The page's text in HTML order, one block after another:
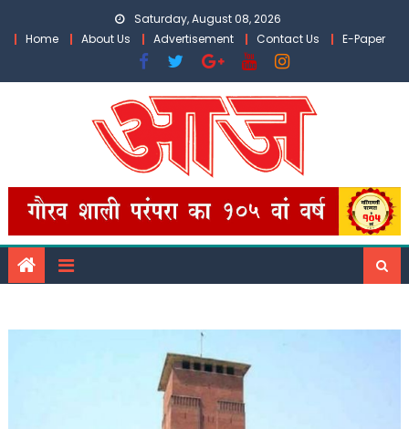
Saturday, August 08, 2026
Home
About Us Advertisement Contact Us E-Paper